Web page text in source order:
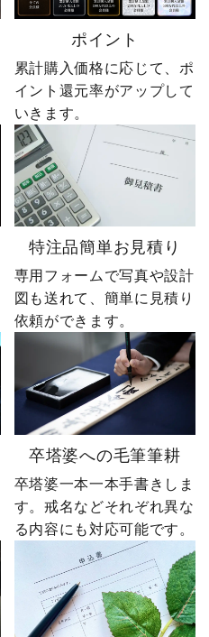
ポイント
累計購入価格に応じて、ポ
イント還元率がアップして
いきます。
特注品簡単お見積り
専用フォームで写真や設計
図も送れて、簡単に見積り
依頼ができます。
卒塔婆への毛筆筆耕
卒塔婆一本一本手書きしま
す。戒名などそれぞれ異な
る内容にも対応可能です。